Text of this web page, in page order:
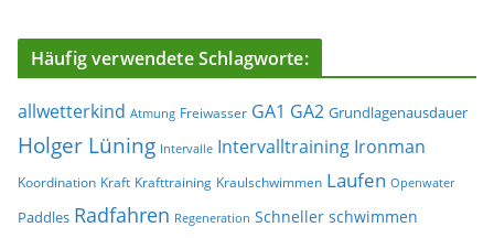
Häufig verwendete Schlagworte:
allwetterkind Atmung Freiwasser GA1 GA2 Grundlagenausdauer
Holger Lüning Intervalle Intervalltraining Ironman
Koordination Kraft Krafttraining Kraulschwimmen Laufen Openwater
Paddles Radfahren Regeneration Schneller schwimmen